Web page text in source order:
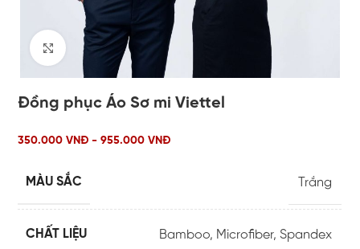
Click to enlarge
Đồng phục Áo Sơ mi Viettel
350.000 VNĐ - 955.000 VNĐ
MÀU SẮC Trắng
CHẤT LIỆU Bamboo, Microfiber,Spandex